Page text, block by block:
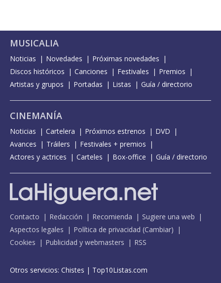
MUSICALIA
Noticias Novedades
Próximas novedades
Discos históricos
Canciones Festivales
Premios
Artistas y grupos
Portadas Listas Guía / directorio
CINEMANÍA
Noticias Cartelera Próximos estrenos
DVD
Avances
Tráilers
Festivales + premios
Actores y actrices
Carteles Box-office Guía / directorio
Contacto Redacción Recomienda
Sugiere una web
Aspectos legales
Política de privacidad (Cambiar)
Cookies
Publicidad y webmasters RSS
Otros servicios: Chistes | Top10Listas.com